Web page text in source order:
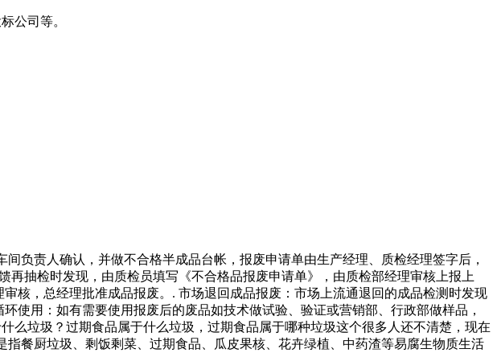
公司等。
负责人确认，并做不合格半成品台帐，报废申请单由生产经理、质检经理签字后，
抽检时发现，由质检员填写《不合格品报废申请单》，由质检部经理审核上报上
核，总经理批准成品报废。. 市场退回成品报废：市场上流通退回的成品检测时发现
使用：如有需要使用报废后的废品如技术做试验、验证或营销部、行政部做样品，
么垃圾？过期食品属于什么垃圾，过期食品属于哪种垃圾这个很多人还不清楚，现在
餐厨垃圾、剩饭剩菜、过期食品、瓜皮果核、花卉绿植、中药渣等易腐生物质生活